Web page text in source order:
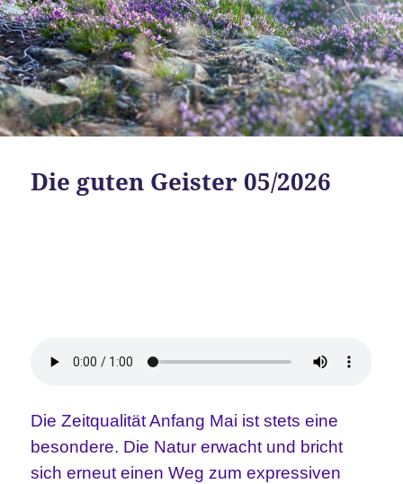
Die guten Geister 05/2026
Die Zeitqualität Anfang Mai ist stets eine
besondere. Die Natur erwacht und bricht
sich erneut einen Weg zum expressiven